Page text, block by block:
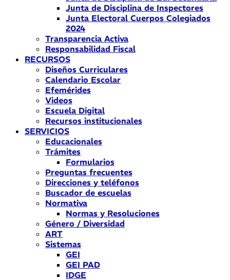
Junta de Disciplina de Inspectores
Junta Electoral Cuerpos Colegiados
2024
Transparencia Activa
Responsabilidad Fiscal
RECURSOS
Diseños Curriculares
Calendario Escolar
Efemérides
Videos
Escuela Digital
Recursos institucionales
SERVICIOS
Educacionales
Trámites
Formularios
Preguntas frecuentes
Direcciones y teléfonos
Buscador de escuelas
Normativa
Normas y Resoluciones
Género / Diversidad
ART
Sistemas
GEI
GEI PAD
IDGE